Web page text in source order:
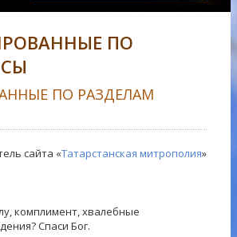
ПО
ПО РАЗДЕЛАМ
сайта «Татарстанская митрополия»
комплимент, хвалебные
Спаси Бог.